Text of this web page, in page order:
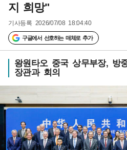
지 희망"
기사등록 2026/07/08 18:04:40
구글에서 선호하는 매체로 추가
왕원타오 중국 상무부장, 방
장관과 회의